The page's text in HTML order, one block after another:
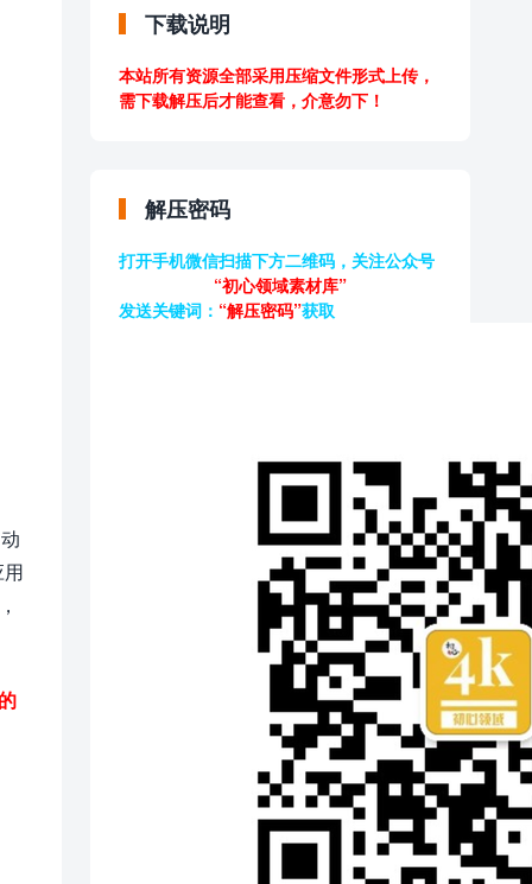
下载说明
本站所有资源全部采用压缩文件形式上传，
需下载解压后才能查看，介意勿下！
解压密码
打开手机微信扫描下方二维码，关注公众号
“初心领域素材库”
发送关键词： “解压密码”获取